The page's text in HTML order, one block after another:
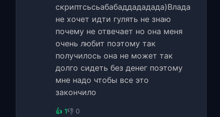
скриптсьсьабабаддададада)Влада
не хочет идти гулять не знаю
почему не отвечает но она меня
очень любит поэтому так
получилось она не может так
долго сидеть без денег поэтому
мне надо чтобы все это
закончило
👍 1👎 0